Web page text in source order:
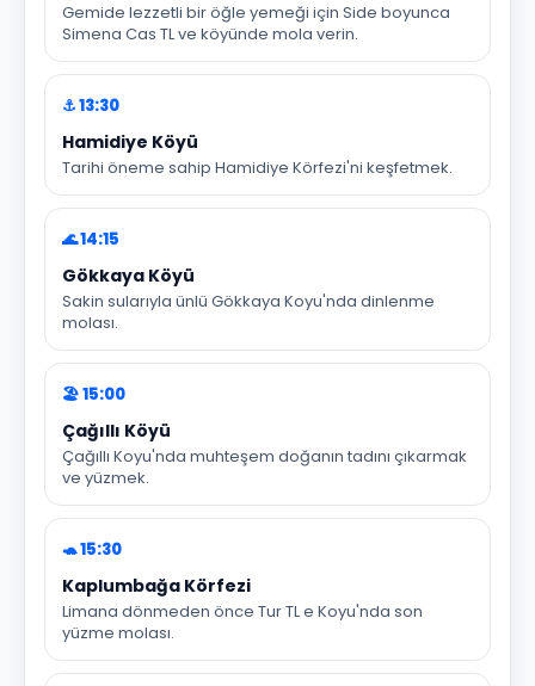
Gemide lezzetli bir öğle yemeği için Side boyunca
Simena Cas TL ve köyünde mola verin.
⚓ 13:30
Hamidiye Köyü
Tarihi öneme sahip Hamidiye Körfezi'ni keşfetmek.
🌊 14:15
Gökkaya Köyü
Sakin sularıyla ünlü Gökkaya Koyu'nda dinlenme
molası.
🏖️ 15:00
Çağıllı Köyü
Çağıllı Koyu'nda muhteşem doğanın tadını çıkarmak
ve yüzmek.
🐢 15:30
Kaplumbağa Körfezi
Limana dönmeden önce Tur TL e Koyu'nda son
yüzme molası.